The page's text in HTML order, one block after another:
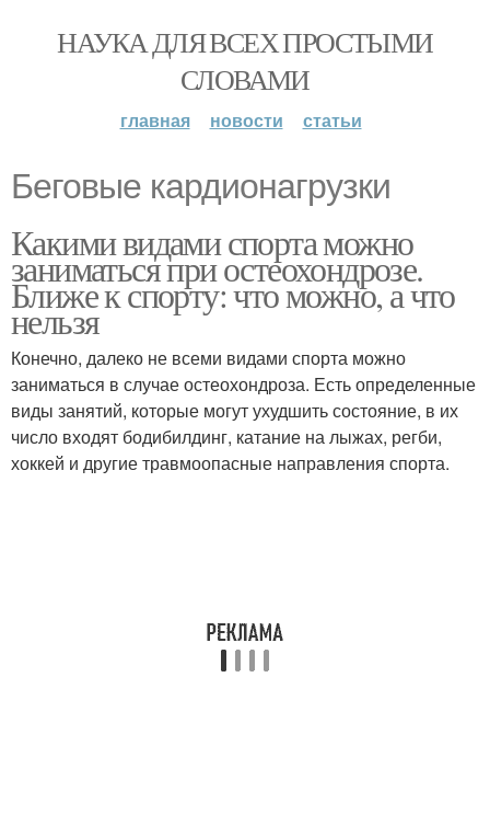
НАУКА ДЛЯ ВСЕХ ПРОСТЫМИ
СЛОВАМИ
главная новости статьи
Беговые кардионагрузки
Какими видами спорта можно
заниматься при остеохондрозе.
Ближе к спорту: что можно, а что
нельзя
Конечно, далеко не всеми видами спорта можно
заниматься в случае остеохондроза. Есть определенные
виды занятий, которые могут ухудшить состояние, в их
число входят бодибилдинг, катание на лыжах, регби,
хоккей и другие травмоопасные направления спорта.